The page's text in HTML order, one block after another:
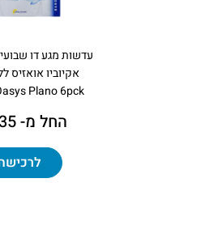
עדשות מגע דו
אקיוביו אואזיס
Plano 6pck
החל מ- 135 ₪